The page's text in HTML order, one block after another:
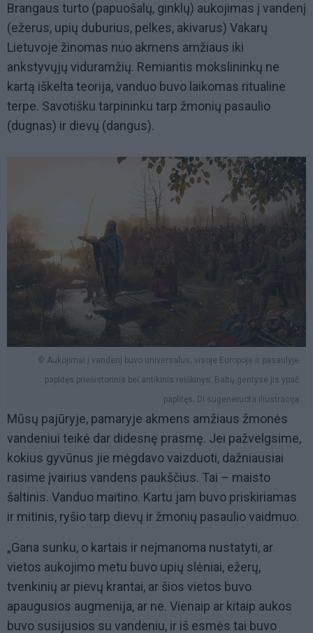
Brangaus turto (papuošalų, ginklų) aukojimas į vandenį
(ežerus, upių duburius, pelkes, akivarus) Vakarų
Lietuvoje žinomas nuo akmens amžiaus iki
ankstyvųjų viduramžių. Remiantis mokslininkų ne
kartą iškelta teorija, vanduo buvo laikomas ritualine
terpe. Savotišku tarpininku tarp žmonių pasaulio
(dugnas) ir dievų (dangus).
© Aukojimai į vandenį buvo universalus, visoje Europoje ir pasaulyje
paplitęs priešistorinis bei antikinis reiškinys. Baltų gentyse jis ypač
paplitęs. DI sugeneruota iliustracija
Mūsų pajūryje, pamaryje akmens amžiaus žmonės
vandeniui teikė dar didesnę prasmę. Jei pažvelgsime,
kokius gyvūnus jie mėgdavo vaizduoti, dažniausiai
rasime įvairius vandens paukščius. Tai – maisto
šaltinis. Vanduo maitino. Kartu jam buvo priskiriamas
ir mitinis, ryšio tarp dievų ir žmonių pasaulio vaidmuo.
„Gana sunku, o kartais ir neįmanoma nustatyti, ar
vietos aukojimo metu buvo upių slėniai, ežerų,
tvenkinių ar pievų krantai, ar šios vietos buvo
apaugusios augmenija, ar ne. Vienaip ar kitaip aukos
buvo susijusios su vandeniu, ir iš esmės tai buvo